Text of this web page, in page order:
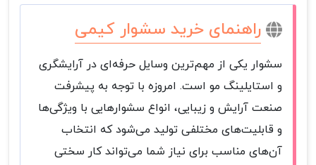
راهنمای خرید سشوار کیمی
سشوار یکی از مهم‌ترین وسایل حرفه‌ای در آرایشگری
و استایلینگ مو است. امروزه با توجه به پیشرفت
صنعت آرایش و زیبایی، انواع سشوارهایی با ویژگی‌ها
و قابلیت‌های مختلفی تولید می‌شود که انتخاب
آن‌های مناسب برای نیاز شما می‌تواند کار سختی